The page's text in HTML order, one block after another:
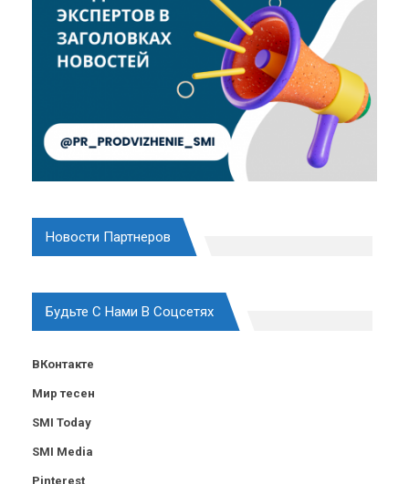
Новости Партнеров
Будьте С Нами В Соцсетях
ВКонтакте
Мир тесен
SMI Today
SMI Media
Pinterest